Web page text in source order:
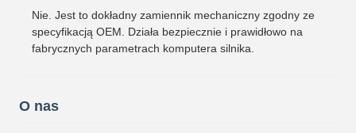
Nie. Jest to dokładny zamiennik mechaniczny zgodny ze
specyfikacją OEM. Działa bezpiecznie i prawidłowo na
fabrycznych parametrach komputera silnika.
O nas